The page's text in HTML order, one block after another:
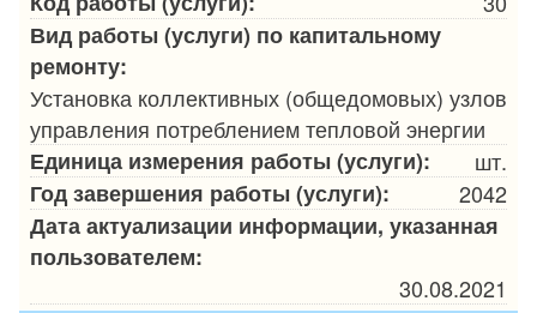
Вид работы (услуги) по капитальному
ремонту:
Установка коллективных (общедомовых) узлов
управления потреблением тепловой энергии
Единица измерения работы (услуги):
шт.
Год завершения работы (услуги):
2042
Дата актуализации информации, указанная
пользователем:
30.08.2021